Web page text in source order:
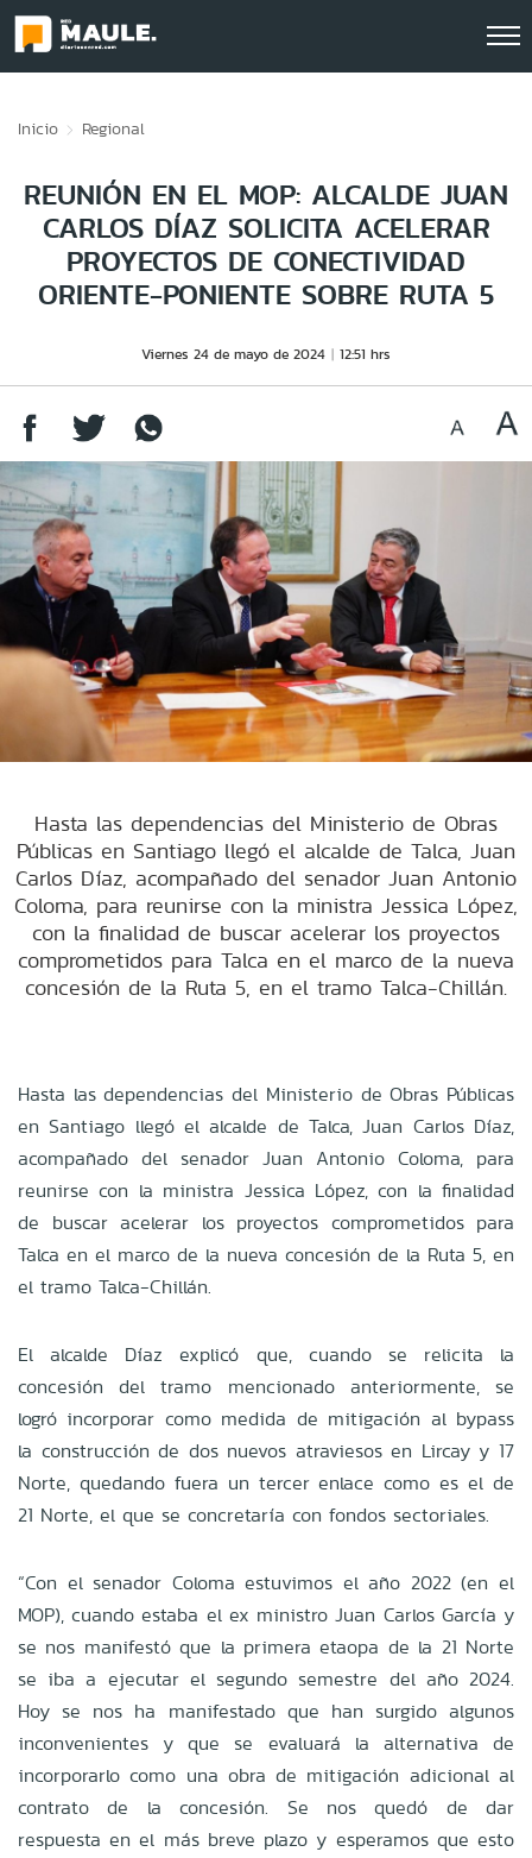
Inicio Regional
REUNIÓN EN EL MOP: ALCALDE JUAN
CARLOS DÍAZ SOLICITA ACELERAR
PROYECTOS DE CONECTIVIDAD
ORIENTE-PONIENTE SOBRE RUTA 5
Viernes 24 de mayo de 2024 12:51 hrs
Hasta las dependencias del Ministerio de Obras
Públicas en Santiago llegó el alcalde de Talca, Juan
Carlos Díaz, acompañado del senador Juan Antonio
Coloma, para reunirse con la ministra Jessica López,
con la finalidad de buscar acelerar los proyectos
comprometidos para Talca en el marco de la nueva
concesión de la Ruta 5, en el tramo Talca-Chillán.
Hasta las dependencias del Ministerio de Obras Públicas
en Santiago llegó el alcalde de Talca, Juan Carlos Díaz,
acompañado del senador Juan Antonio Coloma, para
reunirse con la ministra Jessica López, con la finalidad
de buscar acelerar los proyectos comprometidos para
Talca en el marco de la nueva concesión de la Ruta 5, en
el tramo Talca-Chillán.
El alcalde Díaz explicó que, cuando se relicita la
concesión del tramo mencionado anteriormente, se
logró incorporar como medida de mitigación al bypass
la construcción de dos nuevos atraviesos en Lircay y 17
Norte, quedando fuera un tercer enlace como es el de
21 Norte, el que se concretaría con fondos sectoriales.
“Con el senador Coloma estuvimos el año 2022 (en el
MOP), cuando estaba el ex ministro Juan Carlos García y
se nos manifestó que la primera etaopa de la 21 Norte
se iba a ejecutar el segundo semestre del año 2024.
Hoy se nos ha manifestado que han surgido algunos
inconvenientes y que se evaluará la alternativa de
incorporarlo como una obra de mitigación adicional al
contrato de la concesión. Se nos quedó de dar
respuesta en el más breve plazo y esperamos que esto